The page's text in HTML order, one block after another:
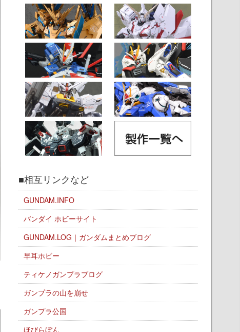
■相互リンクなど
GUNDAM.INFO
バンダイ ホビーサイト
GUNDAM.LOG｜ガンダムまとめブログ
早耳ホビー
ティケノガンプラブログ
ガンプラの山を崩せ
ガンプラ公国
ほびらぼん